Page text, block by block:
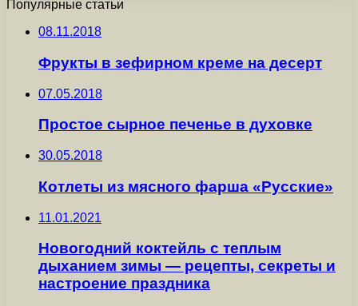
Популярные статьи
08.11.2018
Фрукты в зефирном креме на десерт
07.05.2018
Простое сырное печенье в духовке
30.05.2018
Котлеты из мясного фарша «Русские»
11.01.2021
Новогодний коктейль с теплым
дыханием зимы — рецепты, секреты и
настроение праздника